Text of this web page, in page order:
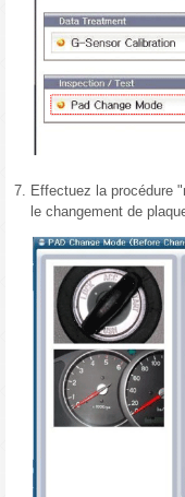
7. Effectuez la procédure
le changement de